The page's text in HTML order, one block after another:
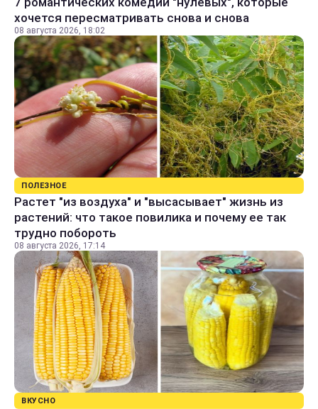
хочется пересматривать снова и снова
08 августа 2026, 18:02
ПОЛЕЗНОЕ
Растет "из воздуха" и "высасывает" жизнь из
растений: что такое повилика и почему ее так
трудно побороть
08 августа 2026, 17:14
ВКУСНО